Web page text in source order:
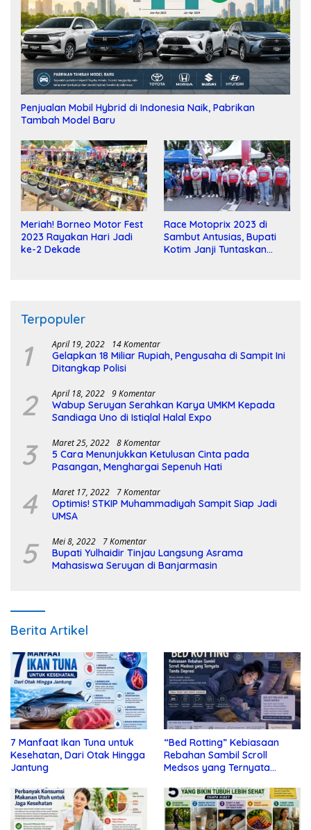
Penjualan Mobil Hybrid di Indonesia Naik, Pabrikan
Tambah Model Baru
Meriah! Borneo Motor Fest
2023 Rayakan Hari Jadi
ke-2 Dekade
Race Motoprix 2023 di
Sambut Antusias, Bupati
Kotim Janji Tuntaskan
Terpopuler
1 April 19, 2022 14 Komentar
Gelapkan 18 Miliar Rupiah, Pengusaha di Sampit Ini
Ditangkap Polisi
2 April 18, 2022 9 Komentar
Wabup Seruyan Serahkan Karya UMKM Kepada
Sandiaga Uno di Istiqlal Halal Expo
3 Maret 25, 2022 8 Komentar
5 Cara Menunjukkan Ketulusan Cinta pada
Pasangan, Menghargai Sepenuh Hati
4 Maret 17, 2022 7 Komentar
Optimis! STKIP Muhammadiyah Sampit Siap Jadi
UMSA
5 Mei 8, 2022 7 Komentar
Bupati Yulhaidir Tinjau Langsung Asrama
Mahasiswa Seruyan di Banjarmasin
Berita Artikel
7 Manfaat Ikan Tuna untuk
Kesehatan, Dari Otak Hingga
Jantung
“Bed Rotting” Kebiasaan
Rebahan Sambil Scroll
Medsos yang Ternyata